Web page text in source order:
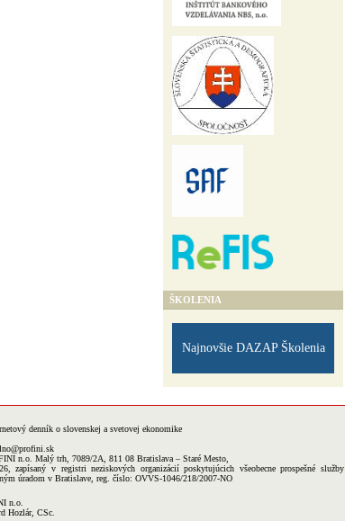
ŠKOLENIA
Najnovšie DAZAP Školenia
denník o slovenskej a svetovej ekonomike
n.o. Malý trh, 7089/2A, 811 08 Bratislava – Staré Mesto,
zapísaný v registri neziskových organizácií poskytujúcich všeobecne prospešné služby
úradom v Bratislave, reg. číslo: OVVS-1046/218/2007-NO
n.o.
Hozlár, CSc.